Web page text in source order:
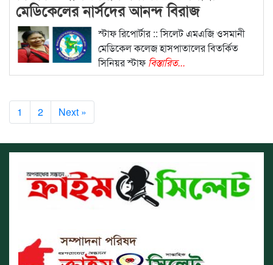
মেডিকেলের নার্সদের আনন্দ বিরাজ
স্টাফ রিপোর্টার :: সিলেট এমএজি ওসমানী
মেডিকেল কলেজ হাসপাতালের বিতর্কিত
সিনিয়র স্টাফ বিস্তারিত...
1 2 Next »